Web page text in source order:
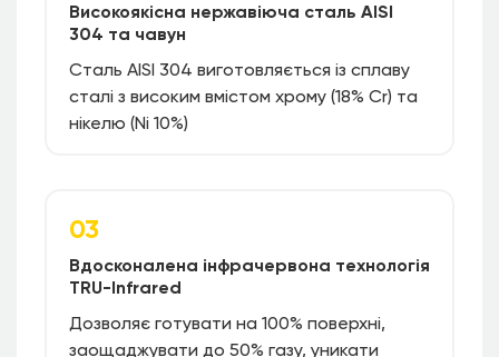
Високоякісна нержавіюча сталь AISI
304 та чавун
Сталь AISI 304 виготовляється із сплаву
сталі з високим вмістом хрому (18% Cr) та
нікелю (Ni 10%)
03
Вдосконалена інфрачервона технологія
TRU-Infrared
Дозволяє готувати на 100% поверхні,
заощаджувати до 50% газу, уникати